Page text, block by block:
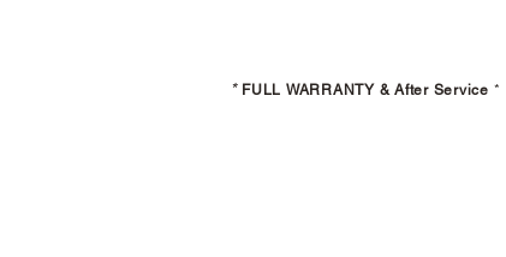
* FULL WARRANTY & After Service *